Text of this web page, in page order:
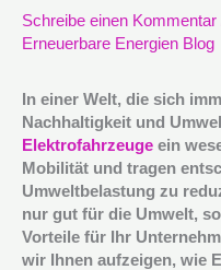
Schreibe einen Kommentar
Erneuerbare Energien Blog
In einer Welt, die sich
Nachhaltigkeit und
Elektrofahrzeuge ein
Mobilität und tragen
Umweltbelastung zu
nur gut für die Umwelt,
Vorteile für Ihr
wir Ihnen aufzeigen, wie